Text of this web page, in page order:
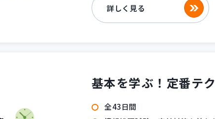
詳しく見る
基本を学ぶ！ 定番テ
全43日間